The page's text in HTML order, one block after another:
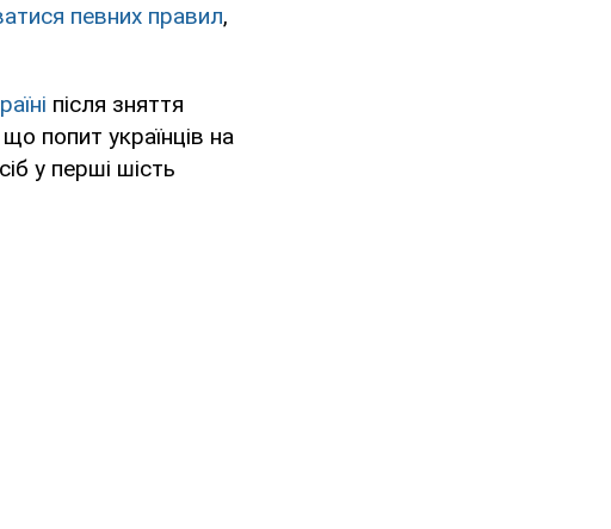
певних правил,
після зняття
попит українців на
у перші шість